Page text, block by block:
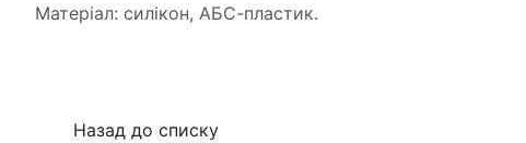
Матеріал: силікон, АБС-пластик.
Назад до списку